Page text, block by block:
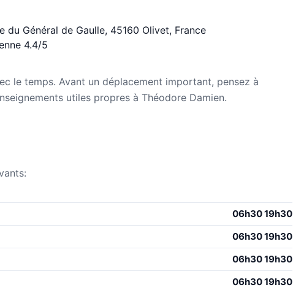
du Général de Gaulle, 45160 Olivet, France
4.4/5
le temps. Avant un déplacement important, pensez à
utiles propres à Théodore Damien.
06h30 19h30
06h30 19h30
06h30 19h30
06h30 19h30